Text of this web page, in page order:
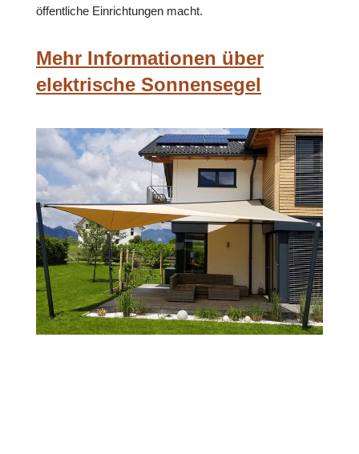
öffentliche Einrichtungen macht.
Mehr Informationen über
elektrische Sonnensegel